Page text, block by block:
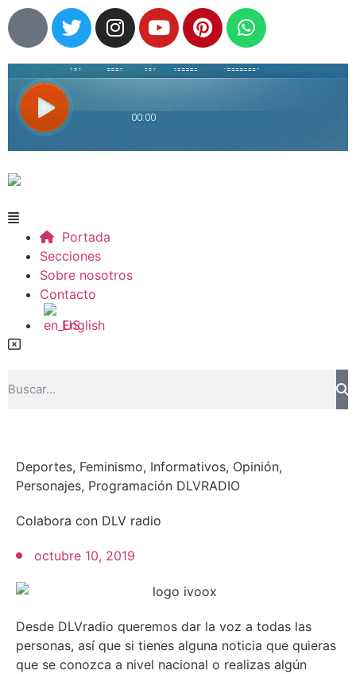
Portada
Secciones
Sobre nosotros
Contacto
English
Deportes, Feminismo, Informativos, Opinión,
Personajes, Programación DLVRADIO
Colabora con DLV radio
octubre 10, 2019
Desde DLVradio queremos dar la voz a todas las
personas, así que si tienes alguna noticia que quieras
que se conozca a nivel nacional o realizas algún